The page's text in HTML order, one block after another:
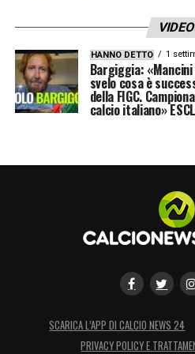
contare su di me per
LA PLAYLIST DELLE
VIDEO
HANNO DETTO 1
Bargiggia: «Mancini
svelo cosa è
della FIGC.
calcio italiano»
SCARICA L’APP DI CALCIO NEWS 24
PRIVACY POLICY E